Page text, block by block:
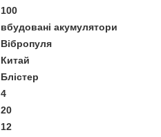
100
вбудовані акумулятори
Вібропуля
Китай
Блістер
4
20
12